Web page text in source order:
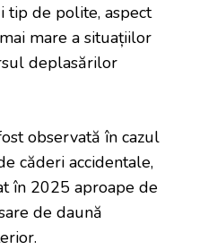
tip de polite, aspect
mare a situațiilor
deplasărilor
observată în cazul
căderi accidentale,
în 2025 aproape de
de daună